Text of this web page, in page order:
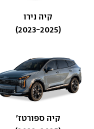
קיה נירו
(2023-2025)
קיה ספורטז'